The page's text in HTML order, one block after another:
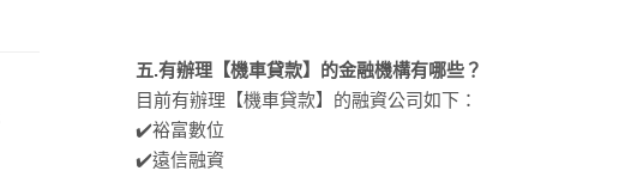
五.有辦理【機車貸款】的金融機構有哪些？
目前有辦理【機車貸款】的融資公司如下：
✔️裕富數位
✔️遠信融資